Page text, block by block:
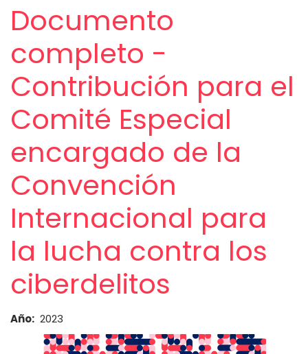
Documento
completo -
Contribución para el
Comité Especial
encargado de la
Convención
Internacional para
la lucha contra los
ciberdelitos
Año 2023